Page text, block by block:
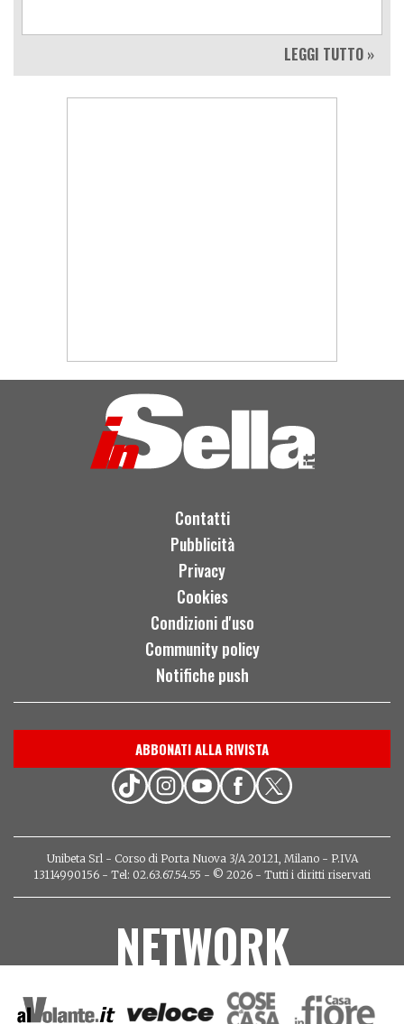
LEGGI TUTTO »
Contatti
Pubblicità
Privacy
Cookies
Condizioni d'uso
Community policy
Notifiche push
ABBONATI ALLA RIVISTA
Unibeta Srl - Corso di Porta Nuova 3/A 20121, Milano - P.IVA
13114990156 - Tel: 02.63.67.54.55 - © 2026 - Tutti i diritti riservati
NETWORK